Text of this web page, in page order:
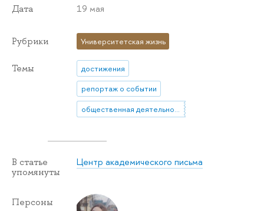
Дата 19 мая
Рубрики Университетская жизнь
Темы
достижения
репортаж о событии
общественная деятельность
В статье
упомянуты
Центр академического письма
Персоны